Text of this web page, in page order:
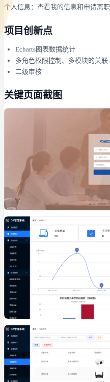
个人信息：查看我的信息和申请离职
项目创新点
Echarts图表数据统计
多角色权限控制、多模块的关联
二级审核
关键页面截图